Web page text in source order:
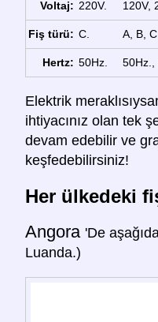
Voltaj: 220V. 120V,
Fiş türü: C. A, B,
Hertz: 50Hz. 50Hz.,
Elektrik
ihtiyacınız olan tek
devam edebilir ve
keşfedebilirsiniz!
Her ülkedeki
Angora 'De
Luanda.)